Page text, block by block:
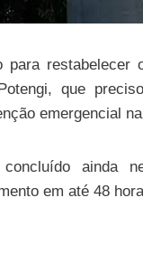
para
que
emergencial
ainda
em até 48